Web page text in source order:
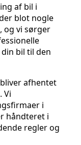
af bil i
blot nogle
og vi sørger
bil til den
afhentet
Vi
i
håndteret i
regler og